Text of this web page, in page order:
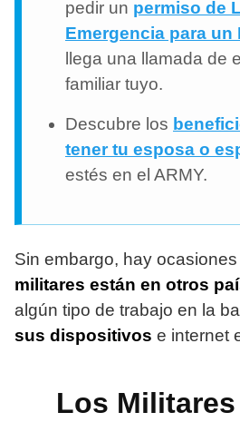
pedir un permiso de
Emergencia para un
llega una llamada de
familiar tuyo.
Descubre los
tener tu esposa o
estés en el ARMY.
Sin embargo, hay
militares están en otros
algún tipo de trabajo en la
sus dispositivos e internet
Los